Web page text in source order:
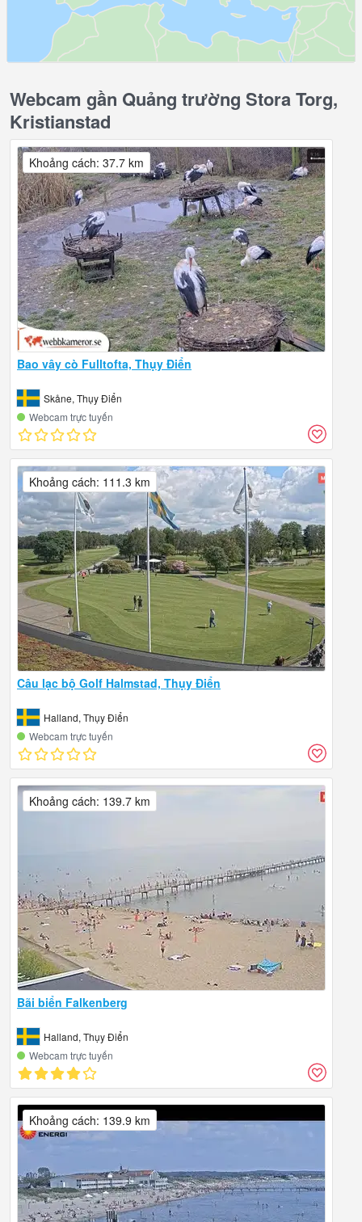
Webcam gần Quảng trường Stora Torg,
Kristianstad
Bao vây cò Fulltofta, Thụy Điển
Skåne, Thụy Điển
Webcam trực tuyến
Khoảng cách: 37.7 km
Câu lạc bộ Golf Halmstad, Thụy Điển
Halland, Thụy Điển
Webcam trực tuyến
Khoảng cách: 111.3 km
Bãi biển Falkenberg
Halland, Thụy Điển
Webcam trực tuyến
Khoảng cách: 139.7 km
Khoảng cách: 139.9 km